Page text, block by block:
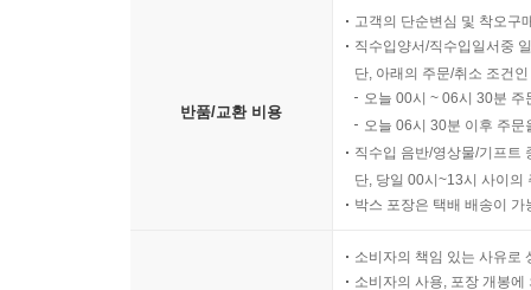
반품/교환 비용
고객의 단순변심 및 착오구
직수입양서/직수입일서중
단, 아래의 주문/취소 조건
오늘 00시 ~ 06시 30분
오늘 06시 30분 이후 주
직수입 음반/영상물/기프트
단, 당일 00시~13시 사이의
박스 포장은 택배 배송이
소비자의 책임 있는 사유로
소비자의 사용, 포장 개봉